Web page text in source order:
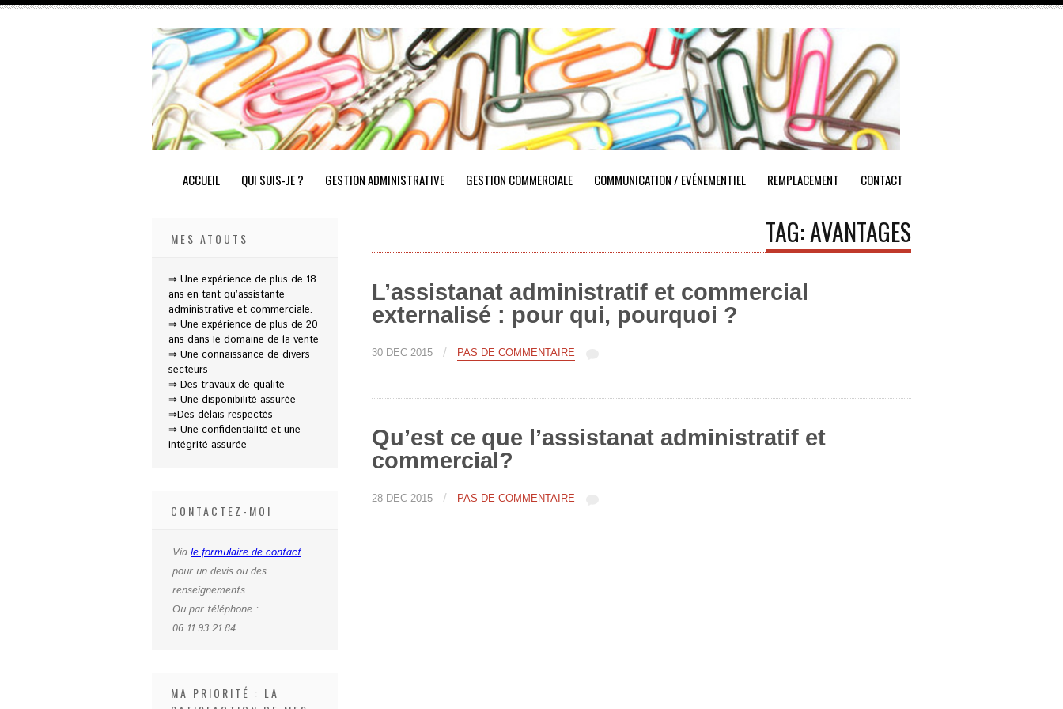
ACCUEIL QUI SUIS-JE ? GESTION ADMINISTRATIVE GESTION COMMERCIALE COMMUNICATION / EVÉNEMENTIEL REMPLACEMENT CONTACT
TAG: AVANTAGES
L’assistanat administratif et commercial
externalisé : pour qui, pourquoi ?
30 DÉC 2015 / PAS DE COMMENTAIRE
Qu’est ce que l’assistanat administratif et
commercial?
28 DÉC 2015 / PAS DE COMMENTAIRE
MES ATOUTS
⇒ Une expérience de plus de 18
ans en tant qu’assistante
administrative et commerciale.
⇒ Une expérience de plus de 20
ans dans le domaine de la vente
⇒ Une connaissance de divers
secteurs
⇒ Des travaux de qualité
⇒ Une disponibilité assurée
⇒Des délais respectés
⇒ Une confidentialité et une
intégrité assurée
CONTACTEZ-MOI
Via le formulaire de contact
pour un devis ou des
renseignements
Ou par téléphone :
06.11.93.21.84
MA PRIORITÉ : LA